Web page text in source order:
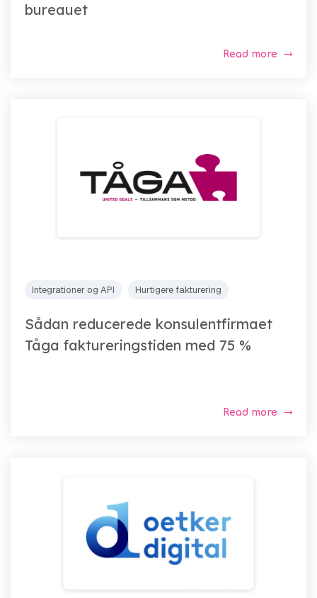
bureauet
Read more
Integrationer og API Hurtigere fakturering
Sådan reducerede konsulentfirmaet
Tåga faktureringstiden med 75 %
Read more